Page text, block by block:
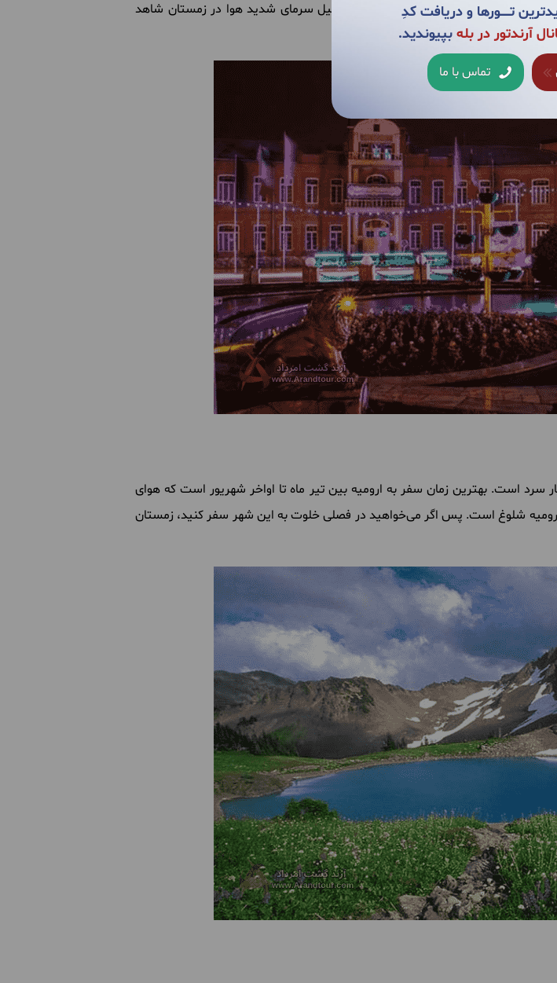
تــــــورها و دریافت کدِ
آرندتور در بله بپیوندید.
تماس با ما
میشود و تا آخر اردیبهشت ادامه دلیل سرمای شدید هوا در زمستان شاهد
سرد است. بهترین زمان سفر به ارومیه بین تیر ماه تا اواخر شهریور است که هوای
شلوغ است. پس اگر میخواهید در فصلیخلوتبه این شهر سفر کنید، زمستان